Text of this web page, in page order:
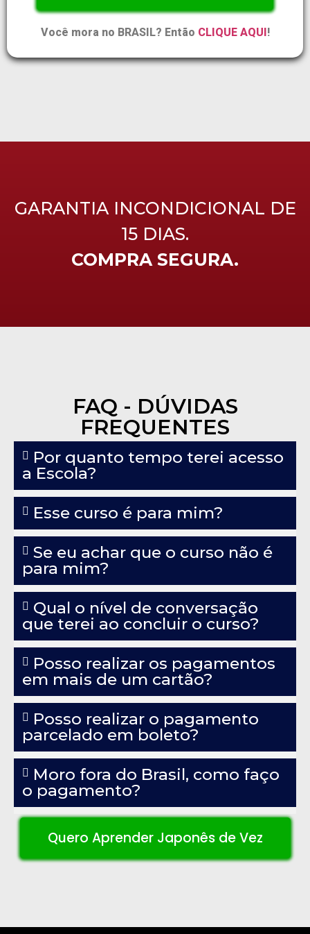
Você mora no BRASIL? Então CLIQUE AQUI!
GARANTIA INCONDICIONAL DE
15 DIAS.
COMPRA SEGURA.
FAQ - DÚVIDAS
FREQUENTES
Por quanto tempo terei acesso
a Escola?
Esse curso é para mim?
Se eu achar que o curso não é
para mim?
Qual o nível de conversação
que terei ao concluir o curso?
Posso realizar os pagamentos
em mais de um cartão?
Posso realizar o pagamento
parcelado em boleto?
Moro fora do Brasil, como faço
o pagamento?
Quero Aprender Japonês de Vez